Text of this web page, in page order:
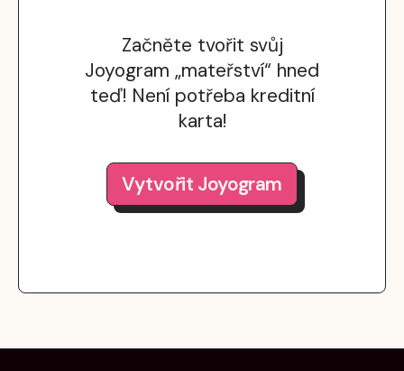
Začněte tvořit svůj
Joyogram „mateřství“ hned
teď! Není potřeba kreditní
karta!
Vytvořit Joyogram